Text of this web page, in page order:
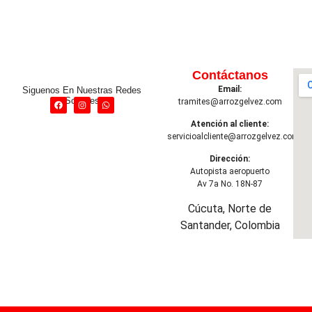
Siguenos En Nuestras Redes
Sociales
Contáctanos
Email:
tramites@arrozgelvez.com
Atención al cliente:
servicioalcliente@arrozgelvez.com
Dirección:
Autopista aeropuerto
Av 7a No. 18N-87
Cúcuta, Norte de
Santander, Colombia